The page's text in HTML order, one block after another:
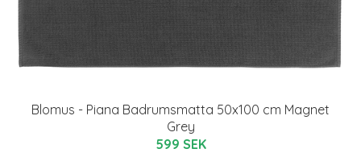
Blomus - Piana Badrumsmatta 50x100 cm Magnet
Grey
599 SEK